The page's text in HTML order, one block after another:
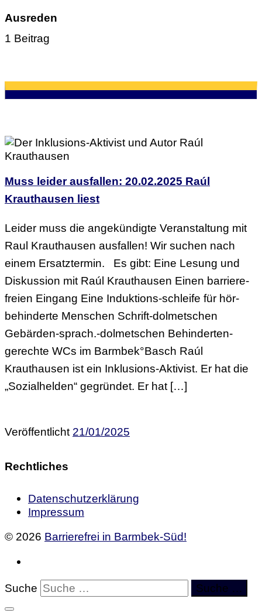
Ausreden
1 Beitrag
Muss leider ausfallen: 20.02.2025 Raúl
Krauthausen liest
Leider muss die angekündigte Veranstaltung mit
Raul Krauthausen ausfallen! Wir suchen nach
einem Ersatztermin. Es gibt: Eine Lesung und
Diskussion mit Raúl Krauthausen Einen barriere-
freien Eingang Eine Induktions-schleife für hör-
behinderte Menschen Schrift-dolmetschen
Gebärden-sprach.-dolmetschen Behinderten-
gerechte WCs im Barmbek°Basch Raúl
Krauthausen ist ein Inklusions-Aktivist. Er hat die
„Sozialhelden“ gegründet. Er hat […]
Veröffentlicht 21/01/2025
Rechtliches
Datenschutzerklärung
Impressum
© 2026 Barrierefrei in Barmbek-Süd!
Suche Suche …